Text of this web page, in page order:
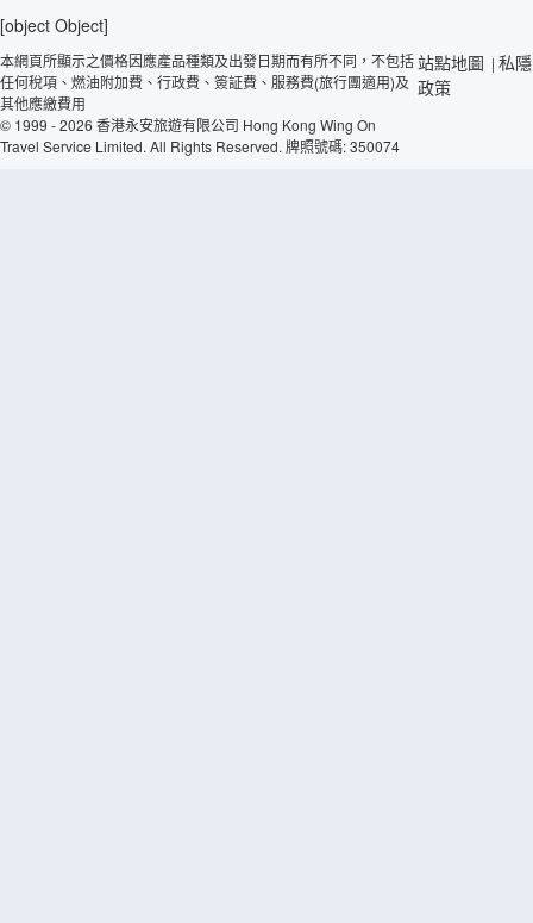
[object Object]
本網頁所顯示之價格因應產品種類及出發日期而有所不同，不包括
任何稅項、燃油附加費、行政費、簽証費、服務費(旅行團適用)及
其他應繳費用
© 1999 - 2026 香港永安旅遊有限公司 Hong Kong Wing On
Travel Service Limited. All Rights Reserved. 牌照號碼: 350074
站點地圖 | 私隱
政策